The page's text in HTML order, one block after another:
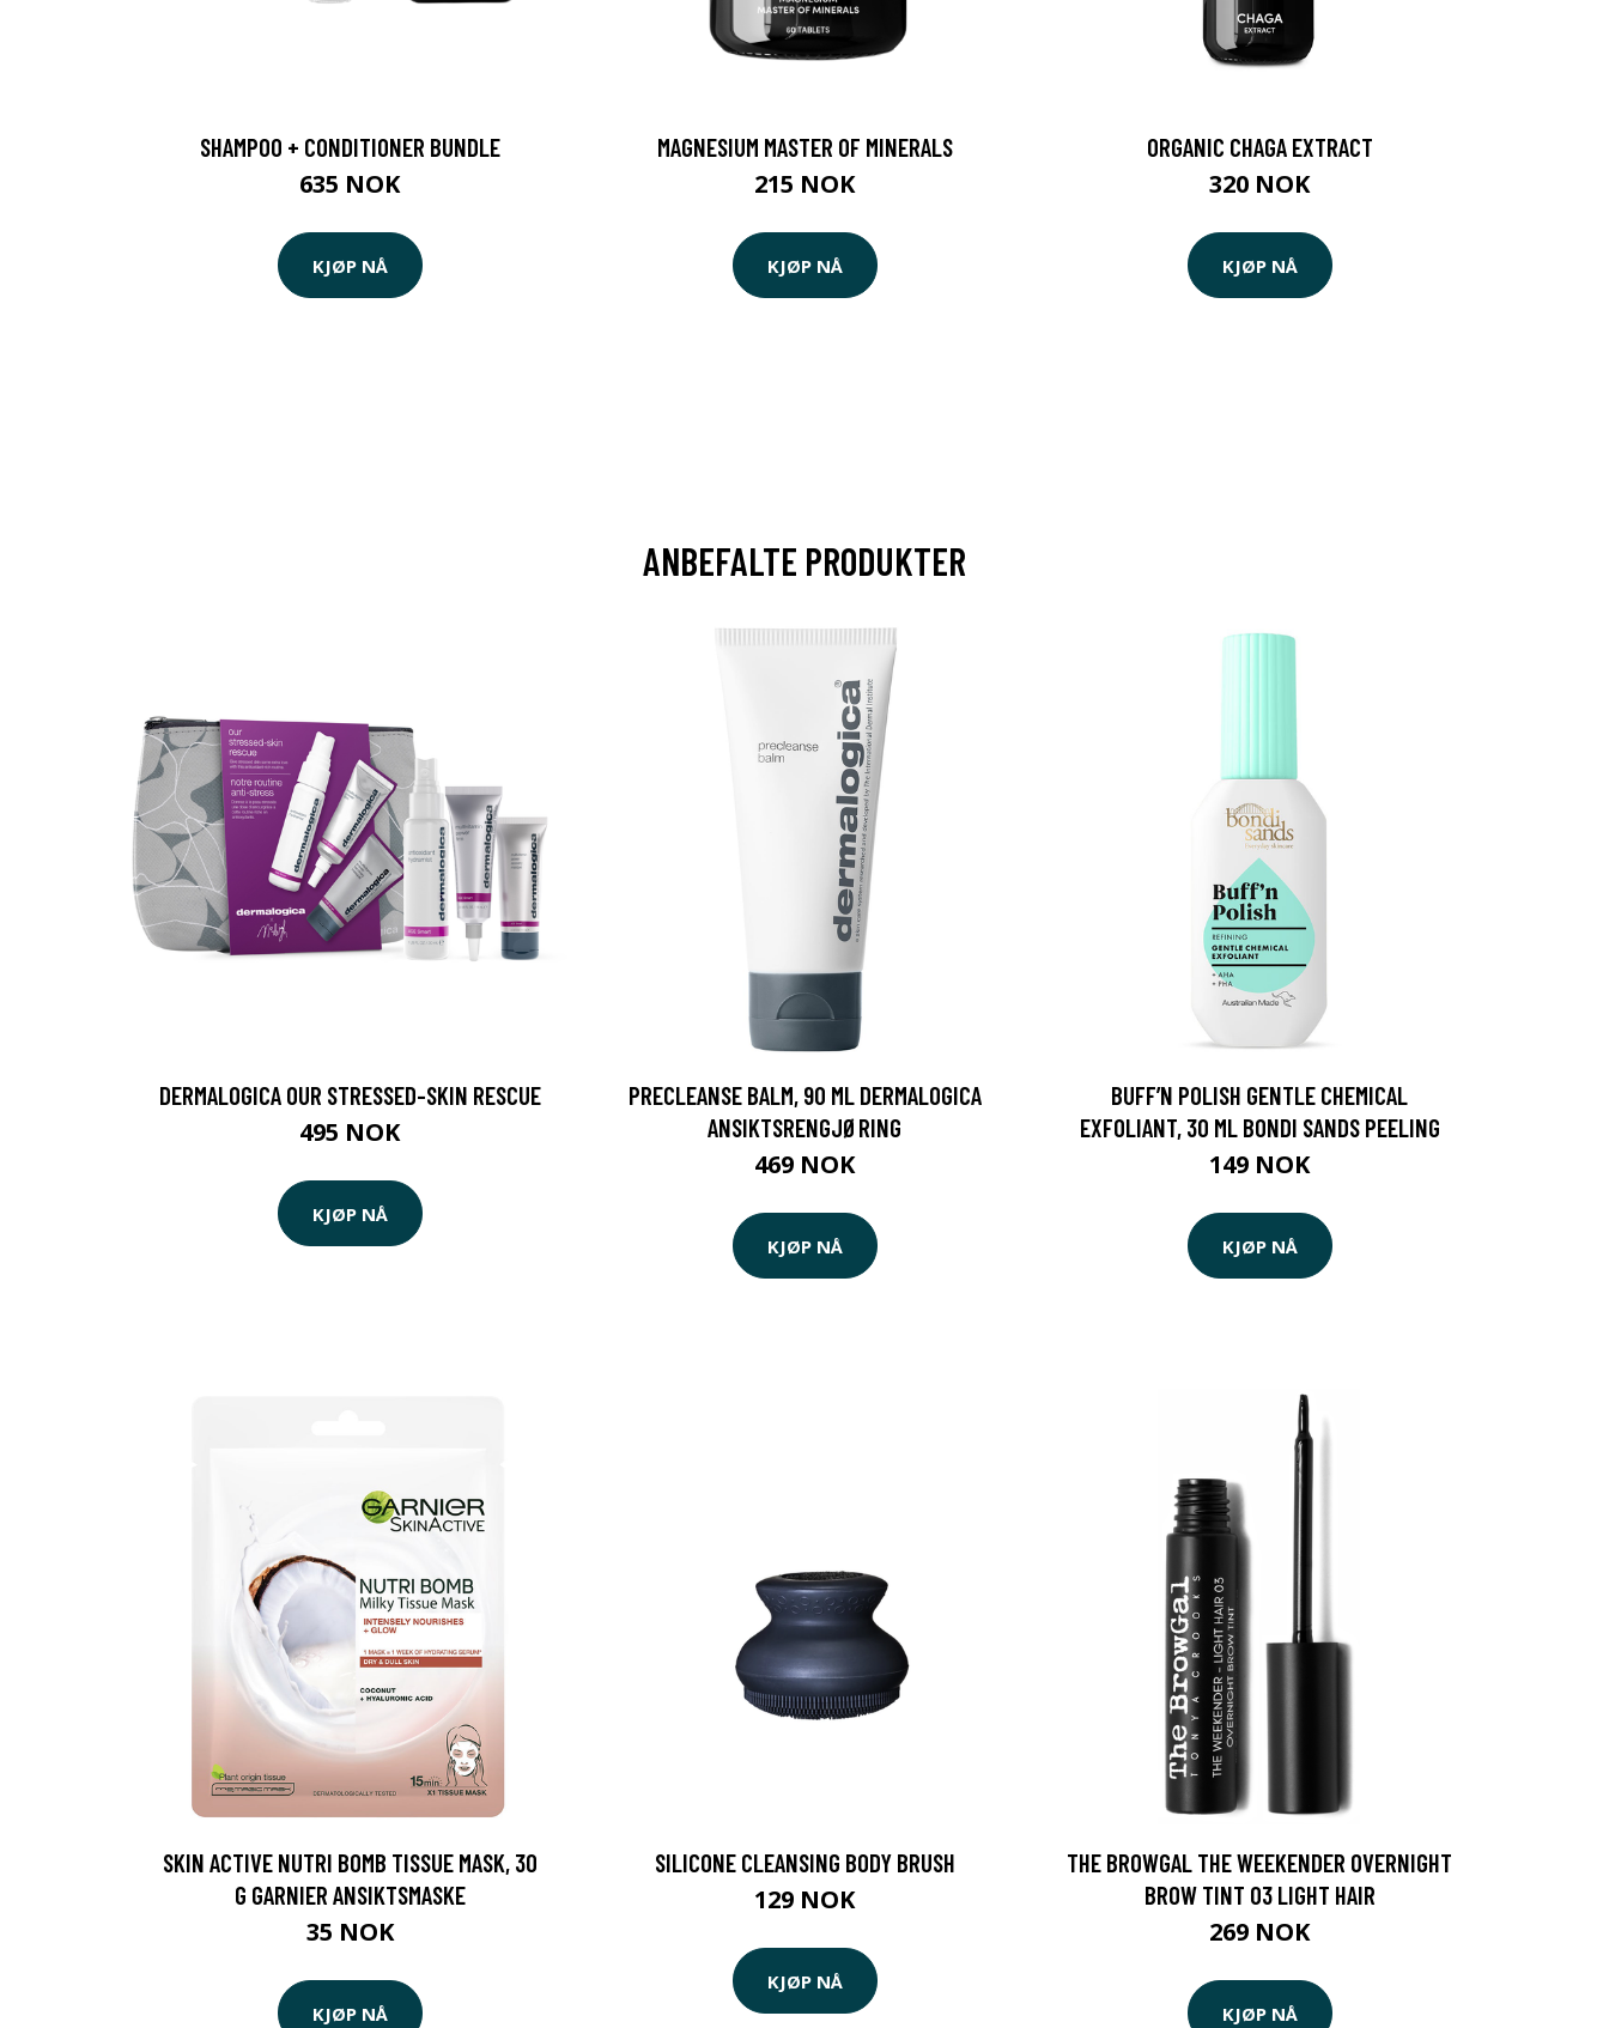
SHAMPOO + CONDITIONER BUNDLE
635 NOK
KJØP NÅ
MAGNESIUM MASTER OF MINERALS
215 NOK
KJØP NÅ
ORGANIC CHAGA EXTRACT
320 NOK
KJØP NÅ
ANBEFALTE PRODUKTER
DERMALOGICA OUR STRESSED-SKIN RESCUE
495 NOK
KJØP NÅ
PRECLEANSE BALM, 90 ML DERMALOGICA
ANSIKTSRENGJØRING
469 NOK
KJØP NÅ
BUFF’N POLISH GENTLE CHEMICAL
EXFOLIANT, 30 ML BONDI SANDS PEELING
149 NOK
KJØP NÅ
SKIN ACTIVE NUTRI BOMB TISSUE MASK, 30
G GARNIER ANSIKTSMASKE
35 NOK
KJØP NÅ
SILICONE CLEANSING BODY BRUSH
129 NOK
KJØP NÅ
THE BROWGAL THE WEEKENDER OVERNIGHT
BROW TINT 03 LIGHT HAIR
269 NOK
KJØP NÅ